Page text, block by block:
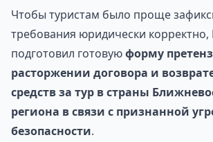
Чтобы туристам было проще
требования юридически корректно,
подготовил готовуюформу
расторжении договора и
средств за тур в страны
региона в связи с признанной
безопасности.